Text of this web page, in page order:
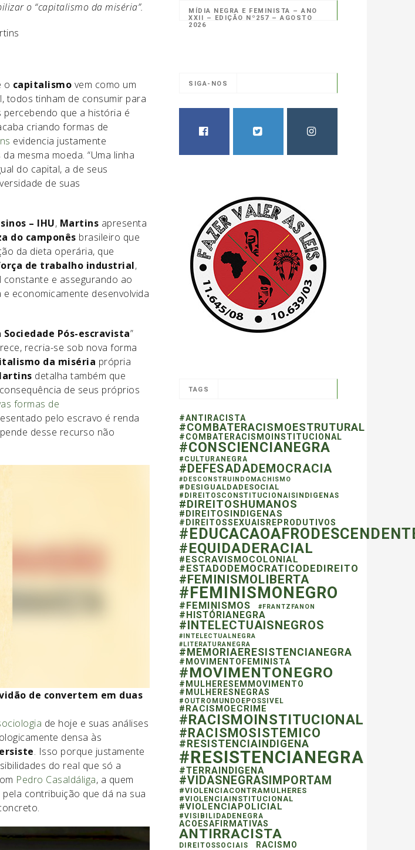
o “capitalismo da miséria”.
o capitalismo vem como um
todos tinham de consumir para
percebendo que a história é
criando formas de
evidencia justamente
mesma moeda. “Uma linha
do capital, a de seus
de suas
– IHU, Martins apresenta
do camponês brasileiro que
da dieta operária, que
de trabalho industrial,
e assegurando ao
economicamente desenvolvida
Pós-escravista”
recria-se sob nova forma
da miséria própria
detalha também que
de seus próprios
formas de
pelo escravo é renda
desse recurso não
de convertem em duas
de hoje e suas análises
densa às
. Isso porque justamente
do real que só a
Pedro Casaldáliga, a quem
contribuição que dá na sua
MÍDIA NEGRA E FEMINISTA – ANO
XXII – EDIÇÃO Nº257 – AGOSTO
2026
SIGA-NOS
TAGS
#ANTIRACISTA
#COMBATERACISMOESTRUTURAL
#COMBATERACISMOINSTITUCIONAL
#CONSCIENCIANEGRA
#CULTURANEGRA
#DEFESADADEMOCRACIA
#DESCONSTRUINDOMACHISMO
#DESIGUALDADESOCIAL
#DIREITOSCONSTITUCIONAISINDIGENAS
#DIREITOSHUMANOS
#DIREITOSINDIGENAS
#DIREITOSSEXUAISREPRODUTIVOS
#EQUIDADERACIAL
#ESCRAVISMOCOLONIAL
#ESTADODEMOCRATICODEDIREITO
#FEMINISMOLIBERTA
#FEMINISMONEGRO
#FEMINISMOS #FRANTZFANON
#HISTÓRIANEGRA
#INTELECTUAISNEGROS
#INTELECTUALNEGRA
#LITERATURANEGRA
#MEMORIAERESISTENCIANEGRA
#MOVIMENTOFEMINISTA
#MOVIMENTONEGRO
#MULHERESEMMOVIMENTO
#MULHERESNEGRAS
#OUTROMUNDOEPOSSIVEL
#RACISMOECRIME
#RACISMOINSTITUCIONAL
#RACISMOSISTEMICO
#RESISTENCIAINDIGENA
#RESISTENCIANEGRA
#TERRAINDIGENA
#VIDASNEGRASIMPORTAM
#VIOLENCIACONTRAMULHERES
#VIOLENCIAINSTITUCIONAL
#VIOLENCIAPOLICIAL
#VISIBILIDADENEGRA
ACOESAFIRMATIVAS
ANTIRRACISTA
DIREITOSSOCIAIS RACISMO